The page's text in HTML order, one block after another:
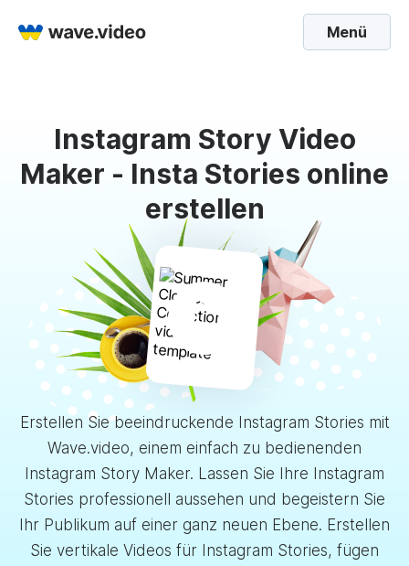
Menü
Instagram Story Video
Maker - Insta Stories online
erstellen
Erstellen Sie beeindruckende Instagram Stories mit
Wave.video, einem einfach zu bedienenden
Instagram Story Maker. Lassen Sie Ihre Instagram
Stories professionell aussehen und begeistern Sie
Ihr Publikum auf einer ganz neuen Ebene. Erstellen
Sie vertikale Videos für Instagram Stories, fügen